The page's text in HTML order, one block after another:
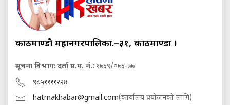
काठमाण्डौ महानगरपालिका.–३१, काठमाण्डौं ।
सूचना विभागः दर्ता प्र.प. नं.: १७६९/०७६-७७
९८५११११२२४
hatmakhabar@gmail.com(कार्यालय प्रयोजनको लागि)